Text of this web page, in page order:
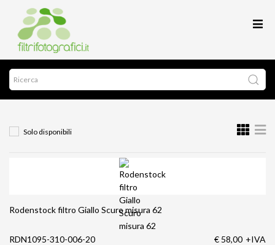
Solo disponibili
Rodenstock filtro Giallo Scuro misura 62
RDN1095-310-006-20
€ 58,00 +IVA